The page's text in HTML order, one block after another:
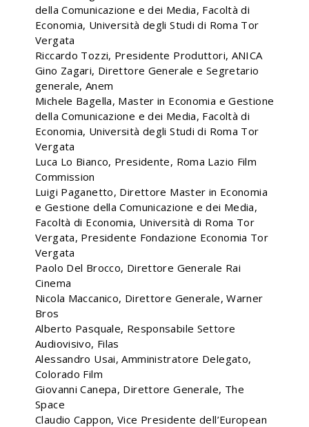
della Comunicazione e dei Media, Facoltà di
Economia, Università degli Studi di Roma Tor
Vergata
Riccardo Tozzi, Presidente Produttori, ANICA
Gino Zagari, Direttore Generale e Segretario
generale, Anem
Michele Bagella, Master in Economia e Gestione
della Comunicazione e dei Media, Facoltà di
Economia, Università degli Studi di Roma Tor
Vergata
Luca Lo Bianco, Presidente, Roma Lazio Film
Commission
Luigi Paganetto, Direttore Master in Economia
e Gestione della Comunicazione e dei Media,
Facoltà di Economia, Università di Roma Tor
Vergata, Presidente Fondazione Economia Tor
Vergata
Paolo Del Brocco, Direttore Generale Rai
Cinema
Nicola Maccanico, Direttore Generale, Warner
Bros
Alberto Pasquale, Responsabile Settore
Audiovisivo, Filas
Alessandro Usai, Amministratore Delegato,
Colorado Film
Giovanni Canepa, Direttore Generale, The
Space
Claudio Cappon, Vice Presidente dell’European